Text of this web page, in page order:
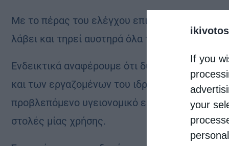
If you
your
Με το πέρας του ελέγχου επιβεβαιώθηκε από
λάβει και τηρεί αυστηρά όλα τα απαραίτητα
Ενδεικτικά αναφέρουμε ότι δύο φορές την
και των εργαζομένων του ιδρύματος.
προβλεπόμενο υγειονομικό εξοπλισμό
στολές μίας χρήσης.